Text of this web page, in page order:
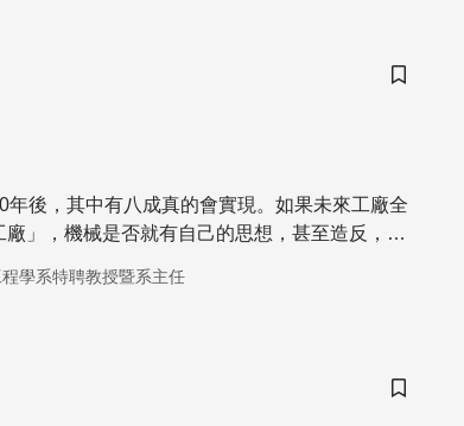
儲存書籤
後，其中有八成真的會實現。如果未來工廠全
」，機械是否就有自己的思想，甚至造反，人
學系特聘教授暨系主任
儲存書籤